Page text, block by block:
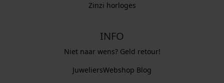
Zinzi horloges
INFO
Niet naar wens? Geld retour!
JuweliersWebshop Blog